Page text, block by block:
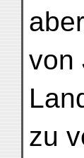
von
zu